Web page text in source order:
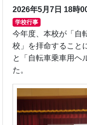
2026年5月7日 18時
学校行事
今年度、本校が「自
校」を拝命すること
と「自転車乗車用ヘ
た。